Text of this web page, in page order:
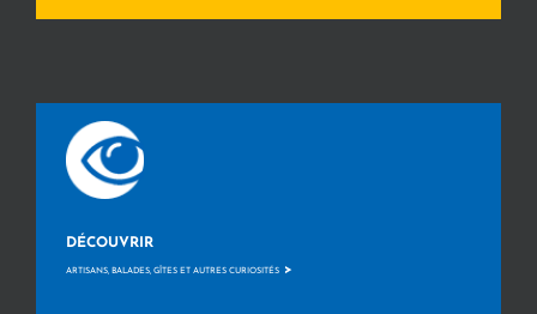
DÉCOUVRIR
ARTISANS, BALADES, GÎTES ET AUTRES CURIOSITÉS >